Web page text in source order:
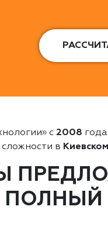
с 2008
в
ПОЛНЫЙ